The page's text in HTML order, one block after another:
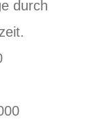
durch